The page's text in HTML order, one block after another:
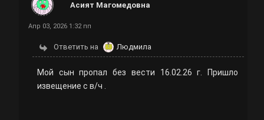
Асият Магомедовна
Апр 03, 2026 1:32 пп
Ответить на Людмила
Мой сын пропал без вести 16.02.26 г. Пришло
извещение с в/ч .